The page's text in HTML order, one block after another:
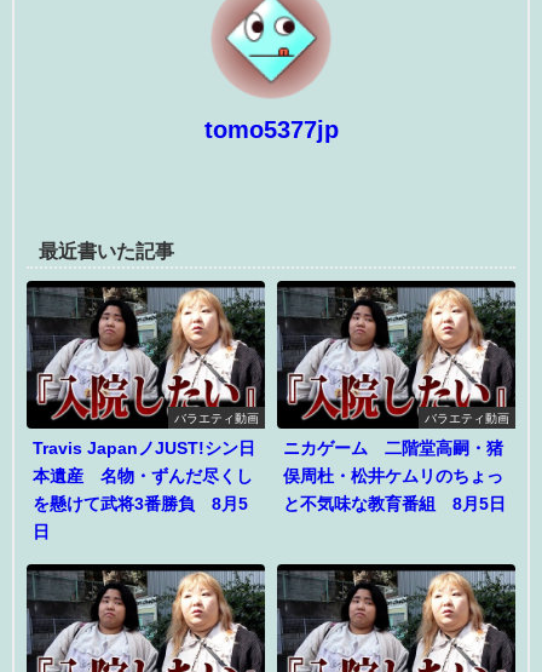
tomo5377jp
最近書いた記事
バラエティ動画
Travis JapanノJUST!シン日
本遺産 名物・ずんだ尽くし
を懸けて武将3番勝負 8月5
日
バラエティ動画
ニカゲーム 二階堂高嗣・猪
俣周杜・松井ケムリのちょっ
と不気味な教育番組 8月5日